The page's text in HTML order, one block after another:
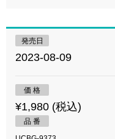
発売日
2023-08-09
価 格
¥1,980 (税込)
品 番